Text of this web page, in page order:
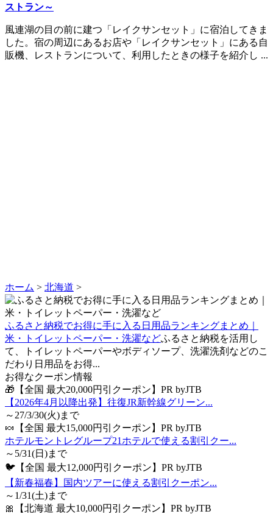
ストラン～
風連湖の目の前に建つ「レイクサンセット」に宿泊してきま
した。宿の周辺にあるお店や「レイクサンセット」にある自
販機、レストランについて、利用したときの様子を紹介し ...
ホーム > 北海道 >
ふるさと納税でお得に手に入る日用品ランキングまとめ｜
米・トイレットペーパー・洗濯などふるさと納税を活用し
て、トイレットペーパーやボディソープ、洗濯洗剤などのこ
だわり日用品をお得...
お得なクーポン情報
🎁【全国 最大20,000円引クーポン】PR byJTB
【2026年4月以降出発】往復JR新幹線グリーン...
～27/3/30(火)まで
🍬【全国 最大15,000円引クーポン】PR byJTB
ホテルモントレグループ21ホテルで使える割引クー...
～5/31(日)まで
🐦【全国 最大12,000円引クーポン】PR byJTB
【新春福春】国内ツアーに使える割引クーポン...
～1/31(土)まで
🎀【北海道 最大10,000円引クーポン】PR byJTB